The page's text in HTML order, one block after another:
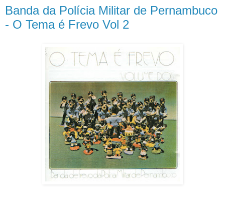
Banda da Polícia Militar de Pernambuco
- O Tema é Frevo Vol 2